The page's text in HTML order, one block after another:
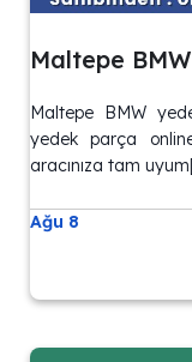
Maltepe
Maltepe BMW
yedek parça
aracınıza tam
Ağu 8